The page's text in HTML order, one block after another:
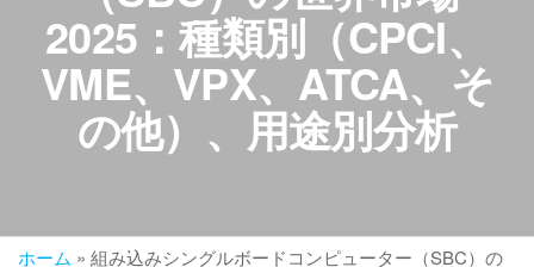
2025：種類別（CPCI、
VME、VPX、ATCA、そ
の他）、用途別分析
ホーム » 組み込みシングルボードコンピューター（SBC）の